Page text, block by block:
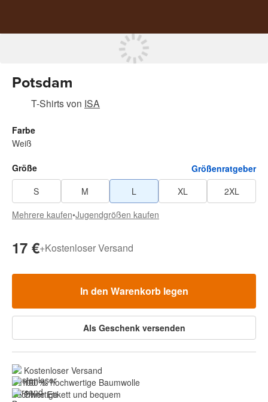
Potsdam
T-Shirtsvon ISA
Farbe
Weiß
Größe
Größenratgeber
S
M L XL
2XL
Mehrere kaufen•Jugendgrößen kaufen
17 €+Kostenloser Versand
In den Warenkorb legen
Als Geschenk versenden
Kostenloser Versand
100 % hochwertige Baumwolle
Ohne Etikett und bequem